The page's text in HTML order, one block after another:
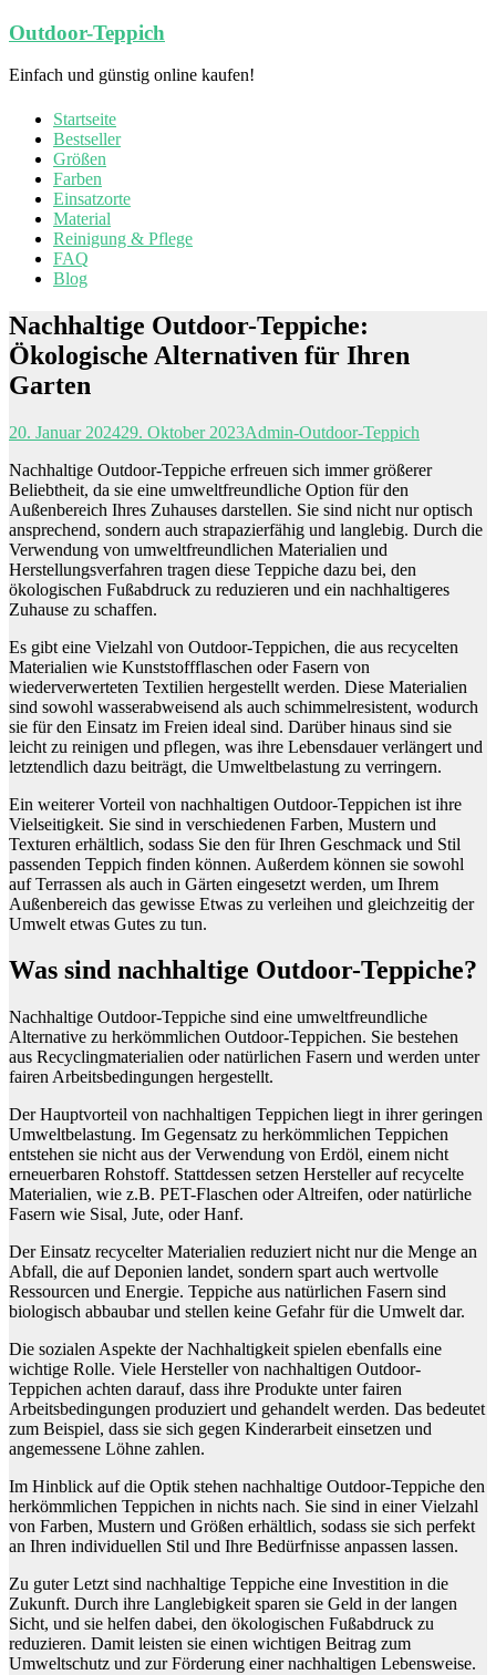
Zum
springen
Outdoor-Teppich
Einfach und günstig online kaufen!
Startseite
Bestseller
Größen
Farben
Einsatzorte
Material
Reinigung & Pflege
FAQ
Blog
Nachhaltige Outdoor-Teppiche:
Ökologische Alternativen für Ihren
Garten
20. Januar 202429. Oktober 2023Admin-Outdoor-Teppich
Nachhaltige Outdoor-Teppiche erfreuen sich immer größerer
Beliebtheit, da sie eine umweltfreundliche Option für den
Außenbereich Ihres Zuhauses darstellen. Sie sind nicht nur optisch
ansprechend, sondern auch strapazierfähig und langlebig. Durch die
Verwendung von umweltfreundlichen Materialien und
Herstellungsverfahren tragen diese Teppiche dazu bei, den
ökologischen Fußabdruck zu reduzieren und ein nachhaltigeres
Zuhause zu schaffen.
Es gibt eine Vielzahl von Outdoor-Teppichen, die aus recycelten
Materialien wie Kunststoffflaschen oder Fasern von
wiederverwerteten Textilien hergestellt werden. Diese Materialien
sind sowohl wasserabweisend als auch schimmelresistent, wodurch
sie für den Einsatz im Freien ideal sind. Darüber hinaus sind sie
leicht zu reinigen und pflegen, was ihre Lebensdauer verlängert und
letztendlich dazu beiträgt, die Umweltbelastung zu verringern.
Ein weiterer Vorteil von nachhaltigen Outdoor-Teppichen ist ihre
Vielseitigkeit. Sie sind in verschiedenen Farben, Mustern und
Texturen erhältlich, sodass Sie den für Ihren Geschmack und Stil
passenden Teppich finden können. Außerdem können sie sowohl
auf Terrassen als auch in Gärten eingesetzt werden, um Ihrem
Außenbereich das gewisse Etwas zu verleihen und gleichzeitig der
Umwelt etwas Gutes zu tun.
Was sind nachhaltige Outdoor-Teppiche?
Nachhaltige Outdoor-Teppiche sind eine umweltfreundliche
Alternative zu herkömmlichen Outdoor-Teppichen. Sie bestehen
aus Recyclingmaterialien oder natürlichen Fasern und werden unter
fairen Arbeitsbedingungen hergestellt.
Der Hauptvorteil von nachhaltigen Teppichen liegt in ihrer geringen
Umweltbelastung. Im Gegensatz zu herkömmlichen Teppichen
entstehen sie nicht aus der Verwendung von Erdöl, einem nicht
erneuerbaren Rohstoff. Stattdessen setzen Hersteller auf recycelte
Materialien, wie z.B. PET-Flaschen oder Altreifen, oder natürliche
Fasern wie Sisal, Jute, oder Hanf.
Der Einsatz recycelter Materialien reduziert nicht nur die Menge an
Abfall, die auf Deponien landet, sondern spart auch wertvolle
Ressourcen und Energie. Teppiche aus natürlichen Fasern sind
biologisch abbaubar und stellen keine Gefahr für die Umwelt dar.
Die sozialen Aspekte der Nachhaltigkeit spielen ebenfalls eine
wichtige Rolle. Viele Hersteller von nachhaltigen Outdoor-
Teppichen achten darauf, dass ihre Produkte unter fairen
Arbeitsbedingungen produziert und gehandelt werden. Das bedeutet
zum Beispiel, dass sie sich gegen Kinderarbeit einsetzen und
angemessene Löhne zahlen.
Im Hinblick auf die Optik stehen nachhaltige Outdoor-Teppiche den
herkömmlichen Teppichen in nichts nach. Sie sind in einer Vielzahl
von Farben, Mustern und Größen erhältlich, sodass sie sich perfekt
an Ihren individuellen Stil und Ihre Bedürfnisse anpassen lassen.
Zu guter Letzt sind nachhaltige Teppiche eine Investition in die
Zukunft. Durch ihre Langlebigkeit sparen sie Geld in der langen
Sicht, und sie helfen dabei, den ökologischen Fußabdruck zu
reduzieren. Damit leisten sie einen wichtigen Beitrag zum
Umweltschutz und zur Förderung einer nachhaltigen Lebensweise.